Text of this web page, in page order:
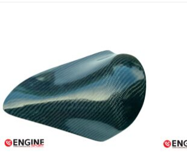
Aggiungi
alla lista
dei
desideri